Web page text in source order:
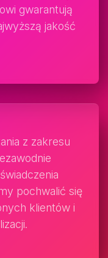
gwarantują
jakość
z zakresu
pochwalić się
klientów i